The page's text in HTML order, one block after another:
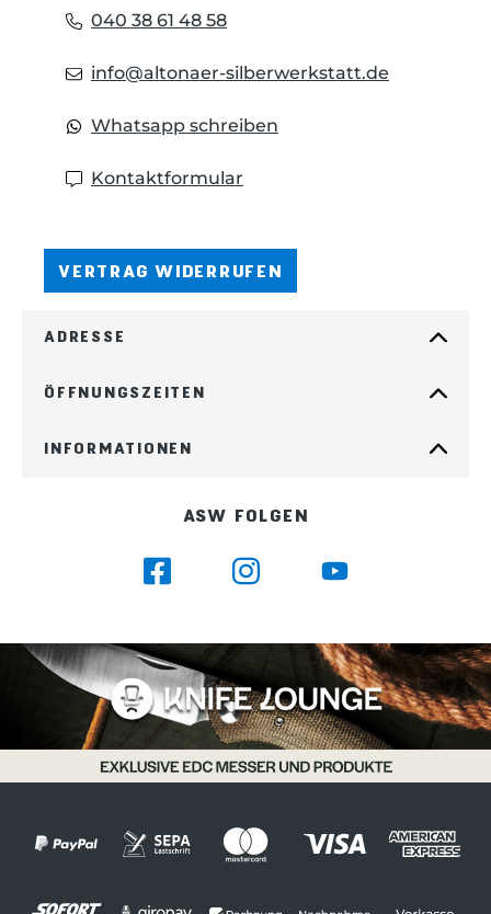
040 38 61 48 58
info@altonaer-silberwerkstatt.de
Whatsapp schreiben
Kontaktformular
VERTRAG WIDERRUFEN
ADRESSE
ÖFFNUNGSZEITEN
INFORMATIONEN
ASW FOLGEN